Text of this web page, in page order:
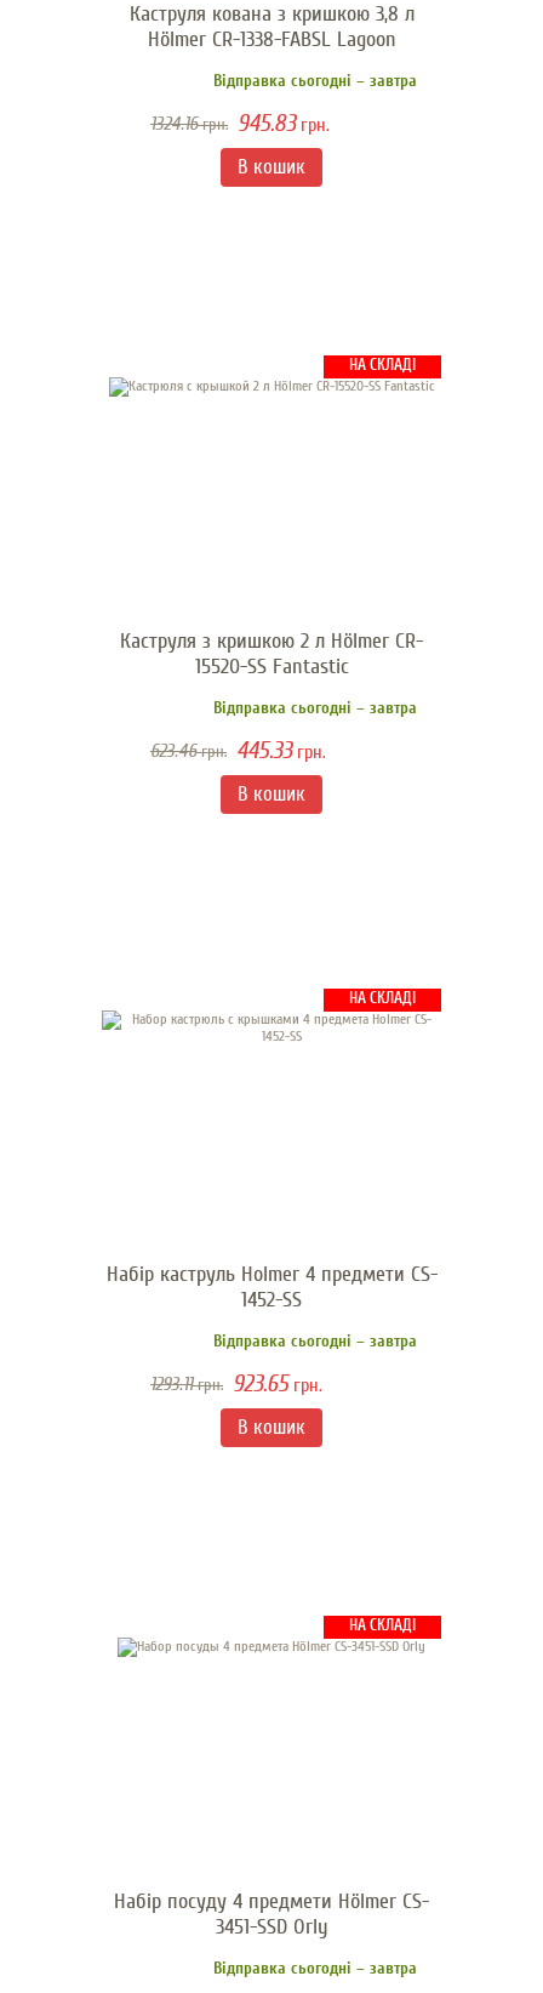
Каструля кована з кришкою 3,8 л
Hölmer CR-1338-FABSL Lagoon
Відправка сьогодні – завтра
1324.16грн. 945.83грн.
НА СКЛАДІ
Каструля з кришкою 2 л Hölmer CR-
15520-SS Fantastic
Відправка сьогодні – завтра
623.46грн. 445.33грн.
НА СКЛАДІ
Набір каструль Holmer 4 предмети СS-
1452-SS
Відправка сьогодні – завтра
1293.11грн. 923.65 грн.
НА СКЛАДІ
Набір посуду 4 предмети Hölmer CS-
3451-SSD Orly
Відправка сьогодні – завтра